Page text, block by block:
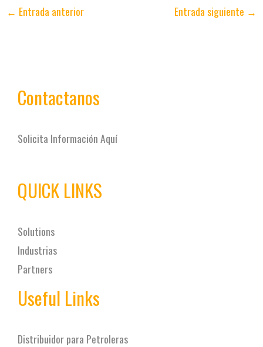
← Entrada anterior Entrada siguiente →
Contactanos
Solicita Información Aquí
QUICK LINKS
Solutions
Industrias
Partners
Useful Links
Distribuidor para Petroleras